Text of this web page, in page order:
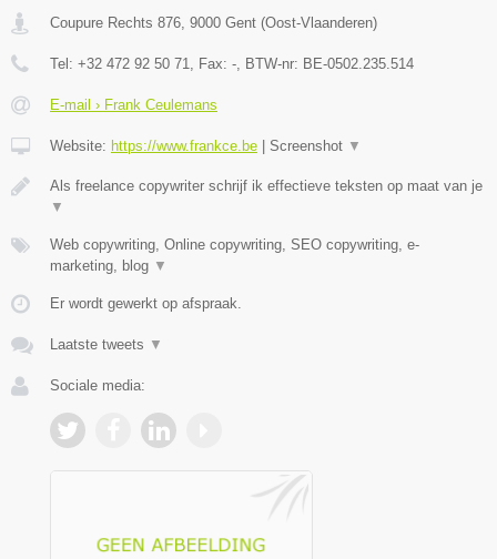
Coupure Rechts 876 9000 Gent (Oost-Vlaanderen)
Tel: +32 472 92 50 71 , Fax: - , BTW-nr: BE-0502.235.514
E-mail › Frank Ceulemans
Website: https://www.frankce.be | Screenshot ▼
Als freelance copywriter schrijf ik effectieve teksten op maat van je
▼
Web copywriting, Online copywriting, SEO copywriting, e-
marketing, blog ▼
Er wordt gewerkt op afspraak.
Laatste tweets ▼
Sociale media: